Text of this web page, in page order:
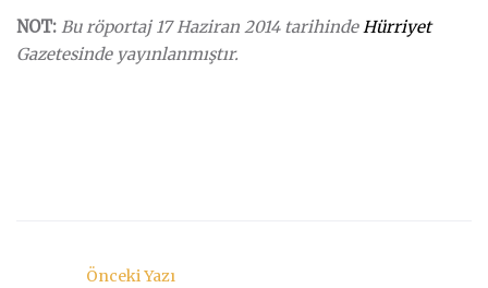
NOT: Bu röportaj 17 Haziran 2014 tarihindeHürriyet
Gazetesinde yayınlanmıştır.
Önceki Yazı